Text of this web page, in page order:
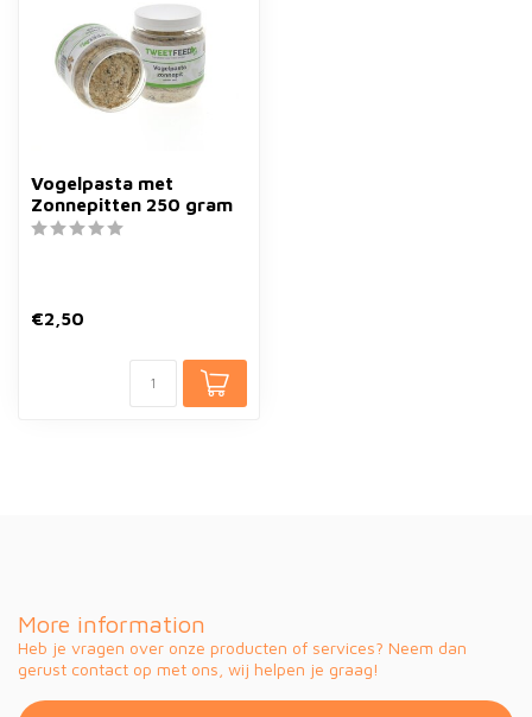
Vogelpasta met
Zonnepitten 250 gram
€2,50
More information
Heb je vragen over onze producten of services? Neem dan
gerust contact op met ons, wij helpen je graag!